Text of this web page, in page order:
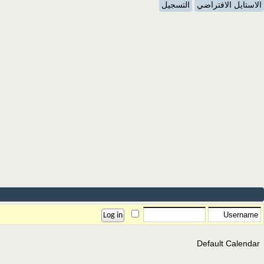
الاستايل الافتراضي
التسجيل
Default Calendar